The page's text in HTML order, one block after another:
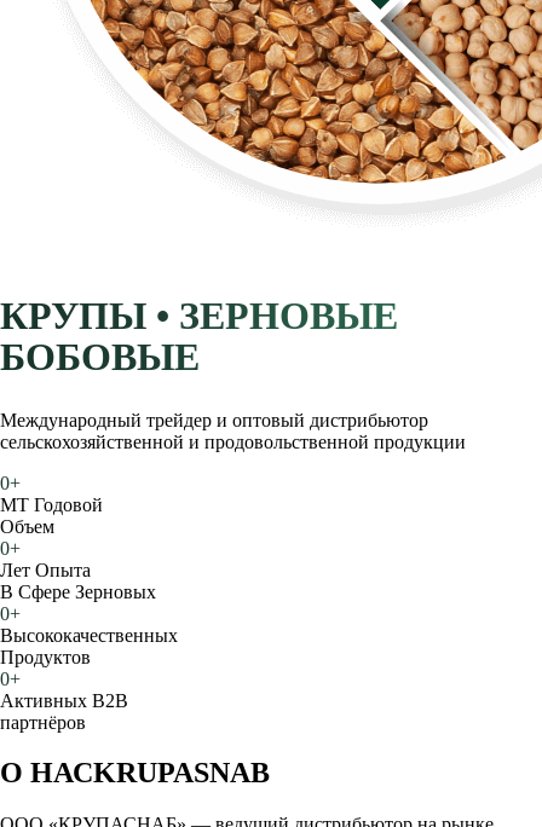
КРУПЫ • ЗЕРНОВЫЕ
БОБОВЫЕ
Международный трейдер и оптовый дистрибьютор
сельскохозяйственной и продовольственной продукции
0+
МТ Годовой
Объем
0+
Лет Опыта
В Сфере Зерновых
0+
Высококачественных
Продуктов
0+
Активных B2B
партнёров
О НАСKRUPASNAB